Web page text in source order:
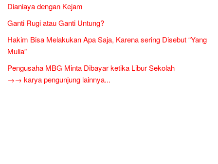
Dianiaya dengan Kejam
Ganti Rugi atau Ganti Untung?
Hakim Bisa Melakukan Apa Saja, Karena sering Disebut “Yang
Mulia”
Pengusaha MBG Minta Dibayar ketika Libur Sekolah
→→ karya pengunjung lainnya...